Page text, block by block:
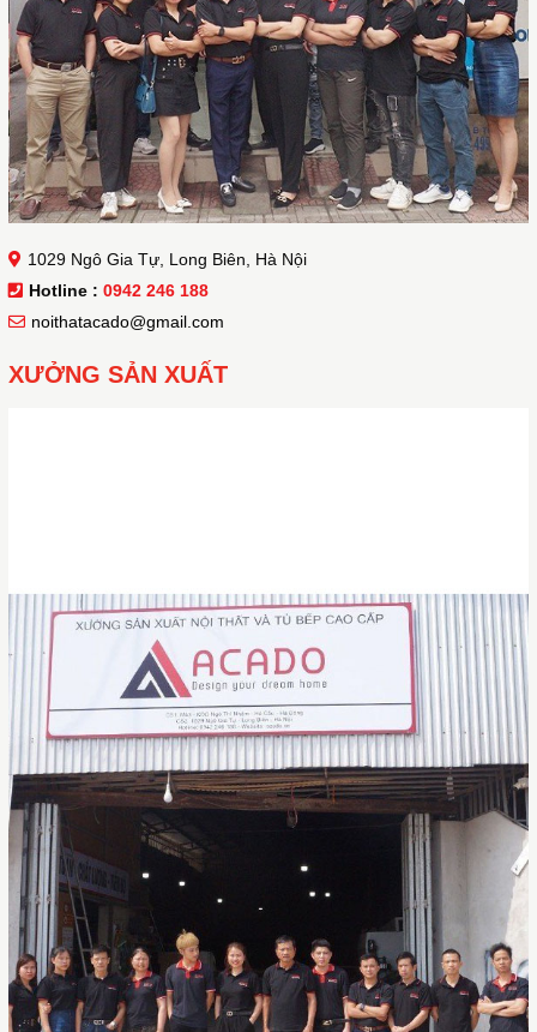
1029 Ngô Gia Tự, Long Biên, Hà Nội
Hotline : 0942 246 188
noithatacado@gmail.com
XƯỞNG SẢN XUẤT